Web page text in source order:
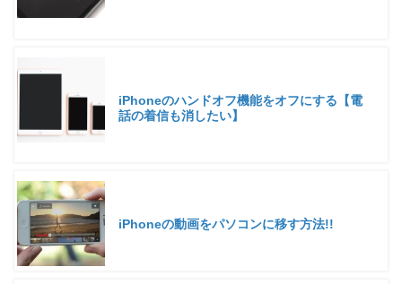
iPhoneのハンドオフ機能をオフにする【電
話の着信も消したい】
iPhoneの動画をパソコンに移す方法!!